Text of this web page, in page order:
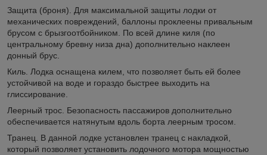
Защита (броня). Для максимальной защиты лодки от
механических повреждений, баллоны проклеены привальным
брусом с брызгоотбойником. По всей длине киля (по
центральному бревну низа дна) дополнительно наклеен
донный брус.
Киль. Лодка оснащена килем, что позволяет быть ей более
устойчивой на воде и гораздо быстрее выходить на
глиссирование.
Леерный трос. Безопасность пассажиров дополнительно
обеспечивается натянутым вдоль борта леерным тросом.
Транец. В данной лодке установлен транец с накладкой,
который позволяет установить лодочного мотора мощностью